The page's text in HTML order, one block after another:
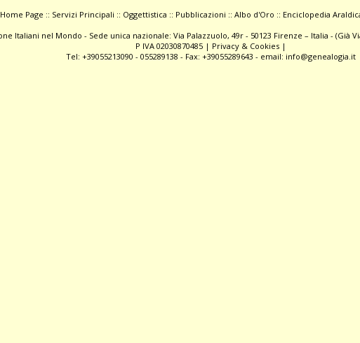
Home Page :: Servizi Principali :: Oggettistica :: Pubblicazioni :: Albo d'Oro :: Enciclopedia
Italiani nel Mondo - Sede unica nazionale: Via Palazzuolo, 49r - 50123 Firenze – Italia - (Già
P IVA 02030870485 | Privacy & Cookies |
Tel: +39055213090 - 055289138 - Fax: +39055289643 - email: info@genealogia.it